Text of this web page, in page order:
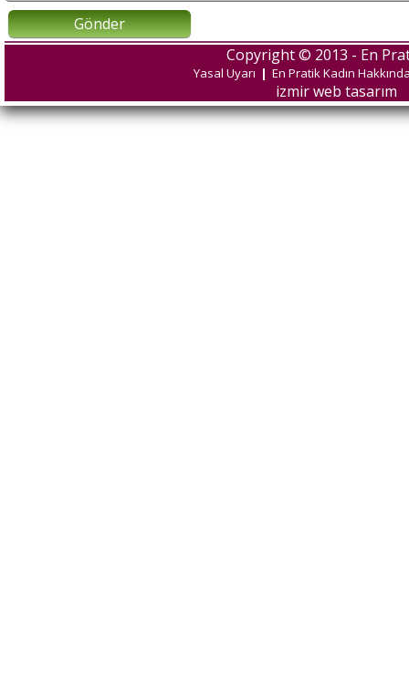
Gönder
Copyright © 2013 - En
Yasal Uyarı | En Pratik Kadın
izmir web tasarım